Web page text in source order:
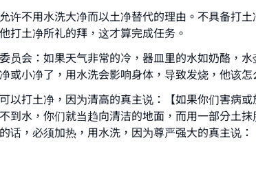
许不用水洗大净而以土净替代的理由。不具备打
打土净所礼的拜，这才算完成任务。
员会：如果天气非常的冷，器皿里的水如奶酪，
或小净了，用水洗会影响身体，导致发烧，他该怎
以打土净，因为清高的真主说：【如果你们害病
到水，你们就当趋向清洁的地面，而用一部分土
话，必须加热，用水洗，因为尊严强大的真主说
leads others to doing what is good will earn
same reward as those who do it."
(MUSLIM, 1893)
Support IslamQA